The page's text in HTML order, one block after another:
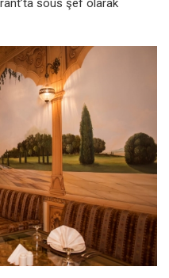
sous şef olarak